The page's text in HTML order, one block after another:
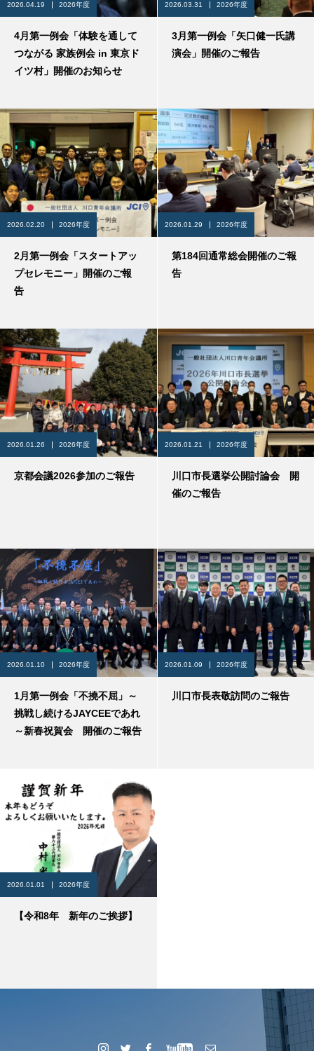
2026.04.19 2026年度
4月第一例会「体験を通して
つながる 家族例会 in 東京ド
イツ村」開催のお知らせ
2026.03.31 2026年度
3月第一例会「矢口健一氏講
演会」開催のご報告
2026.02.20 2026年度
2月第一例会「スタートアッ
プセレモニー」開催のご報
告
2026.01.29 2026年度
第184回通常総会開催のご報
告
2026.01.26 2026年度
京都会議2026参加のご報告
2026.01.21 2026年度
川口市長選挙公開討論会 開
催のご報告
2026.01.10 2026年度
1月第一例会「不撓不屈」～
挑戦し続けるJAYCEEであれ
～新春祝賀会 開催のご報告
2026.01.09 2026年度
川口市長表敬訪問のご報告
2026.01.01 2026年度
【令和8年 新年のご挨拶】